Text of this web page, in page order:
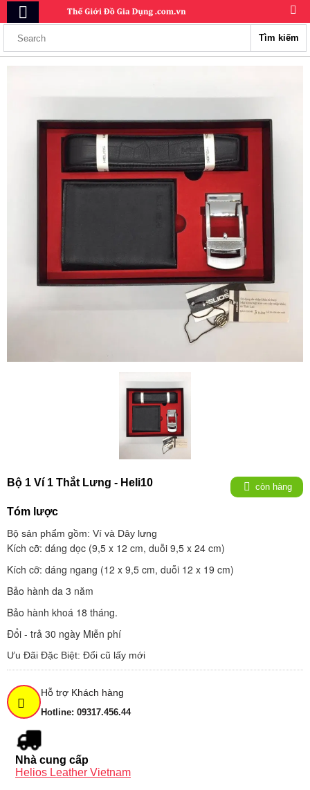
Tìm kiếm
Bộ 1 Ví 1 Thắt Lưng - Heli10 còn hàng
Tóm lược
Bộ sản phẩm gồm: Ví và Dây lưng
Kích cỡ: dáng dọc (9,5 x 12 cm, duỗi 9,5 x 24 cm)
Kích cỡ: dáng ngang (12 x 9,5 cm, duỗi 12 x 19 cm)
Bảo hành da 3 năm
Bảo hành khoá 18 tháng.
Đổi - trả 30 ngày Miễn phí
Ưu Đãi Đặc Biệt: Đổi cũ lấy mới
Hỗ trợ Khách hàng
Hotline: 09317.456.44
Nhà cung cấp
Helios Leather Vietnam